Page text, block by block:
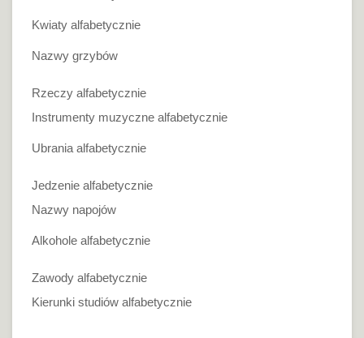
Kwiaty alfabetycznie
Nazwy grzybów
Rzeczy alfabetycznie
Instrumenty muzyczne alfabetycznie
Ubrania alfabetycznie
Jedzenie alfabetycznie
Nazwy napojów
Alkohole alfabetycznie
Zawody alfabetycznie
Kierunki studiów alfabetycznie